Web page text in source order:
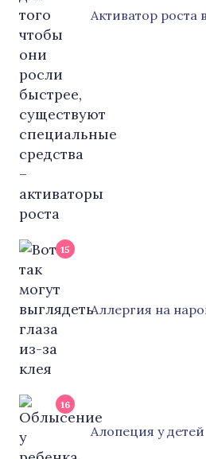
Активатор роста
15
Аллергия на
16
Алопеция у детей